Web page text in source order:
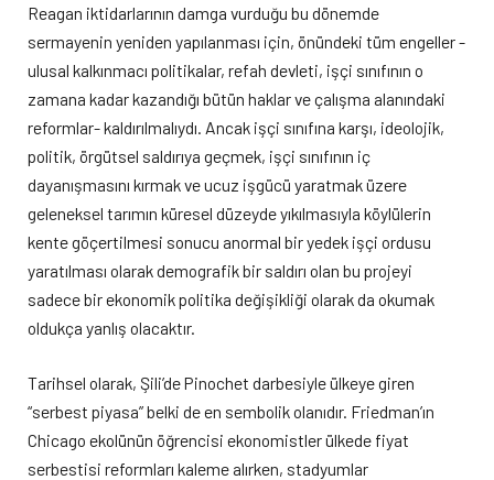
Reagan iktidarlarının damga vurduğu bu dönemde
sermayenin yeniden yapılanması için, önündeki tüm engeller -
ulusal kalkınmacı politikalar, refah devleti, işçi sınıfının o
zamana kadar kazandığı bütün haklar ve çalışma alanındaki
reformlar- kaldırılmalıydı. Ancak işçi sınıfına karşı, ideolojik,
politik, örgütsel saldırıya geçmek, işçi sınıfının iç
dayanışmasını kırmak ve ucuz işgücü yaratmak üzere
geleneksel tarımın küresel düzeyde yıkılmasıyla köylülerin
kente göçertilmesi sonucu anormal bir yedek işçi ordusu
yaratılması olarak demografik bir saldırı olan bu projeyi
sadece bir ekonomik politika değişikliği olarak da okumak
oldukça yanlış olacaktır.
Tarihsel olarak, Şili’de Pinochet darbesiyle ülkeye giren
“serbest piyasa” belki de en sembolik olanıdır. Friedman’ın
Chicago ekolünün öğrencisi ekonomistler ülkede fiyat
serbestisi reformları kaleme alırken, stadyumlar